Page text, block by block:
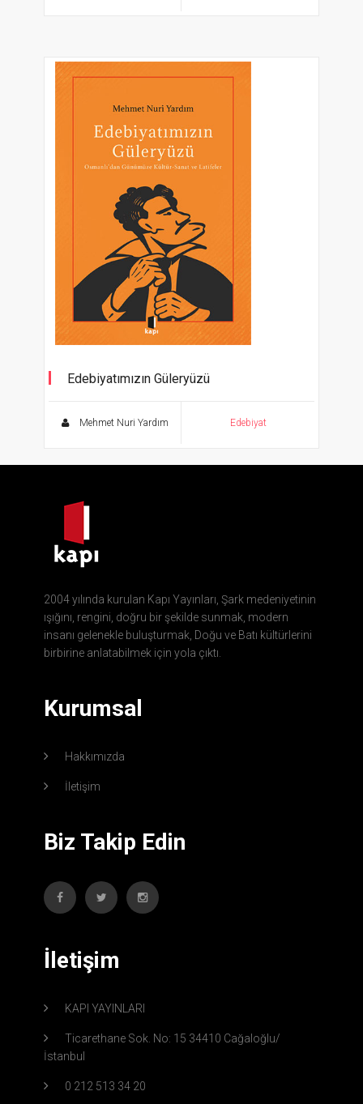
Edebiyatımızın Güleryüzü
Latifeler
Mehmet Nuri Yardım Edebiyat
2004 yılında kurulan Kapı Yayınları, Şark medeniyetinin
ışığını, rengini, doğru bir şekilde sunmak, modern
insanı gelenekle buluşturmak, Doğu ve Batı kültürlerini
birbirine anlatabilmek için yola çıktı.
Kurumsal
Hakkımızda
İletişim
Biz Takip Edin
İletişim
KAPI YAYINLARI
Ticarethane Sok. No: 15 34410 Cağaloğlu/
İstanbul
0 212 513 34 20